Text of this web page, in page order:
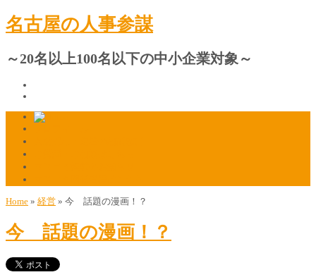
名古屋の人事参謀
～20名以上100名以下の中小企業対象～
Home » 経営 » 今 話題の漫画！？
今 話題の漫画！？